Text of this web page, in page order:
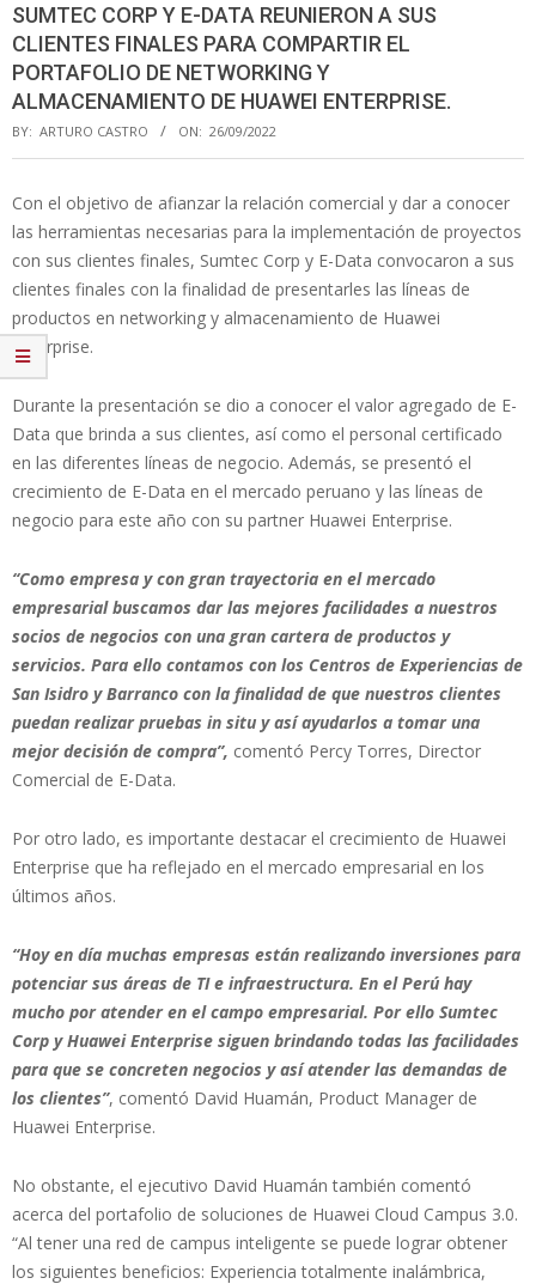
SUMTEC CORP Y E-DATA REUNIERON A SUS
CLIENTES FINALES PARA COMPARTIR EL
PORTAFOLIO DE NETWORKING Y
ALMACENAMIENTO DE HUAWEI ENTERPRISE.
BY: ARTURO CASTRO ON: 26/09/2022
Con el objetivo de afianzar la relación comercial y dar a conocer
las herramientas necesarias para la implementación de proyectos
con sus clientes finales, Sumtec Corp y E-Data convocaron a sus
clientes finales con la finalidad de presentarles las líneas de
productos en networking y almacenamiento de Huawei
Enterprise.
Durante la presentación se dio a conocer el valor agregado de E-
Data que brinda a sus clientes, así como el personal certificado
en las diferentes líneas de negocio. Además, se presentó el
crecimiento de E-Data en el mercado peruano y las líneas de
negocio para este año con su partner Huawei Enterprise.
“Como empresa y con gran trayectoria en el mercado
empresarial buscamos dar las mejores facilidades a nuestros
socios de negocios con una gran cartera de productos y
servicios. Para ello contamos con los Centros de Experiencias de
San Isidro y Barranco con la finalidad de que nuestros clientes
puedan realizar pruebas in situ y así ayudarlos a tomar una
mejor decisión de compra”, comentó Percy Torres, Director
Comercial de E-Data.
Por otro lado, es importante destacar el crecimiento de Huawei
Enterprise que ha reflejado en el mercado empresarial en los
últimos años.
“Hoy en día muchas empresas están realizando inversiones para
potenciar sus áreas de TI e infraestructura. En el Perú hay
mucho por atender en el campo empresarial. Por ello Sumtec
Corp y Huawei Enterprise siguen brindando todas las facilidades
para que se concreten negocios y así atender las demandas de
los clientes”, comentó David Huamán, Product Manager de
Huawei Enterprise.
No obstante, el ejecutivo David Huamán también comentó
acerca del portafolio de soluciones de Huawei Cloud Campus 3.0.
“Al tener una red de campus inteligente se puede lograr obtener
los siguientes beneficios: Experiencia totalmente inalámbrica,